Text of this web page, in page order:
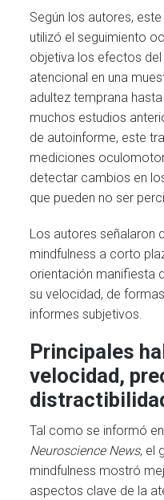
Según los autores,
utilizó el seguimiento
objetiva los efectos
atencional en una
adultez temprana
muchos estudios
de autoinforme, este
mediciones
detectar cambios en
que pueden no ser
Los autores señalaron
mindfulness a corto
orientación manifiesta
su velocidad, de
informes subjetivos.
Principales
velocidad,
Tal como se informó en
Neuroscience News, el
mindfulness mostró
aspectos clave de la